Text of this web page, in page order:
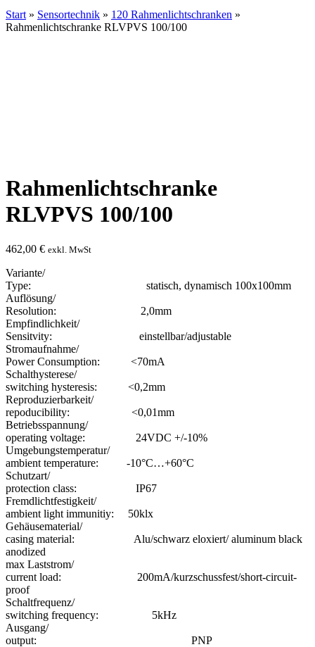
Start » Sensortechnik » 120 Rahmenlichtschranken »
Rahmenlichtschranke RLVPVS 100/100
Rahmenlichtschranke
RLVPVS 100/100
462,00 € exkl. MwSt
Variante/
Type: statisch, dynamisch 100x100mm
Auflösung/
Resolution: 2,0mm
Empfindlichkeit/
Sensitvity: einstellbar/adjustable
Stromaufnahme/
Power Consumption: <70mA
Schalthysterese/
switching hysteresis: <0,2mm
Reproduzierbarkeit/
repoducibility: <0,01mm
Betriebsspannung/
operating voltage: 24VDC +/-10%
Umgebungstemperatur/
ambient temperature: -10°C…+60°C
Schutzart/
protection class: IP67
Fremdlichtfestigkeit/
ambient light immunitiy: 50klx
Gehäusematerial/
casing material: Alu/schwarz eloxiert/ aluminum black
anodized
max Laststrom/
current load: 200mA/kurzschussfest/short-circuit-
proof
Schaltfrequenz/
switching frequency: 5kHz
Ausgang/
output: PNP